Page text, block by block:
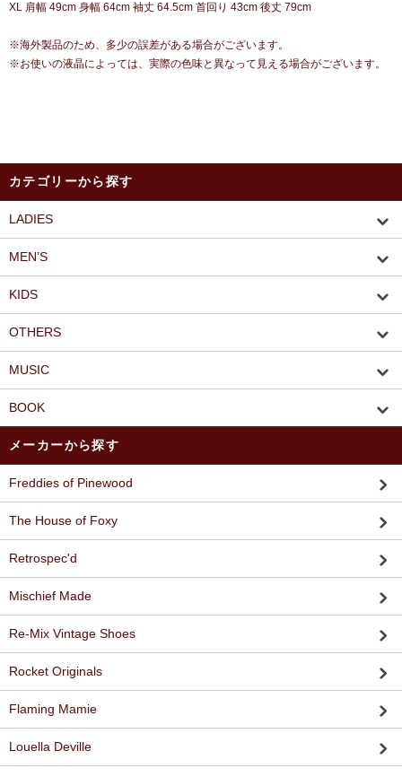
XL 肩幅 49cm 身幅 64cm 袖丈 64.5cm 首回り 43cm 後丈 79cm
※海外製品のため、多少の誤差がある場合がございます。
※お使いの液晶によっては、実際の色味と異なって見える場合がございます。
カテゴリーから探す
LADIES
MEN’S
KIDS
OTHERS
MUSIC
BOOK
メーカーから探す
Freddies of Pinewood
The House of Foxy
Retrospec'd
Mischief Made
Re-Mix Vintage Shoes
Rocket Originals
Flaming Mamie
Louella Deville